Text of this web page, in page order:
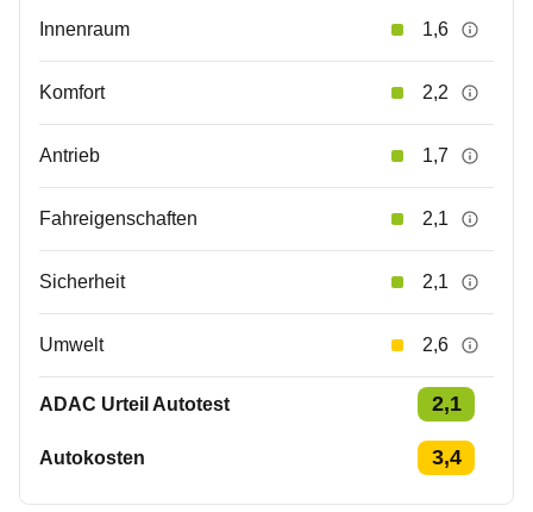
Innenraum 1,6
Komfort 2,2
Antrieb 1,7
Fahreigenschaften 2,1
Sicherheit 2,1
Umwelt 2,6
ADAC Urteil Autotest 2,1
Autokosten 3,4